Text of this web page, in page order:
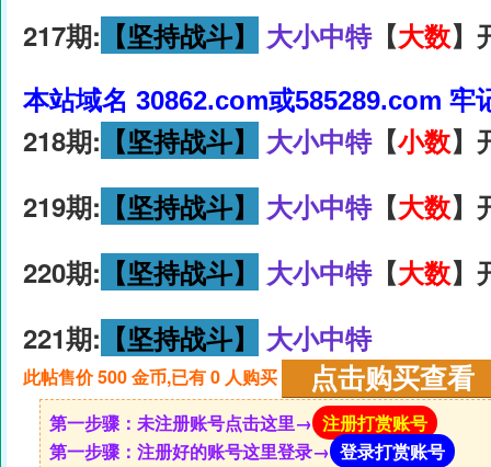
217期: 【坚持战斗】 大小中特【大数】
本站域名 30862.com或585289.com 牢
218期: 【坚持战斗】 大小中特【小数】
219期: 【坚持战斗】 大小中特【大数】
220期: 【坚持战斗】 大小中特【大数】
221期: 【坚持战斗】 大小中特
此帖售价 500 金币,已有 0 人购买
第一步骤：未注册账号点击这里→ 注册打赏账号
第一步骤：注册好的账号这里登录→ 登录打赏账号